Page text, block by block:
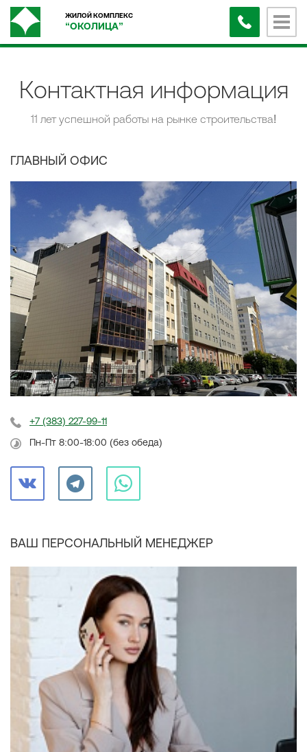
ЖИЛОЙ КОМПЛЕКС
“ОКОЛИЦА”
Контактная информация
11 лет успешной работы на рынке строительства!
ГЛАВНЫЙ ОФИС
+7 (383) 227-99-11
Пн-Пт 8:00-18:00 (без обеда)
ВАШ ПЕРСОНАЛЬНЫЙ МЕНЕДЖЕР